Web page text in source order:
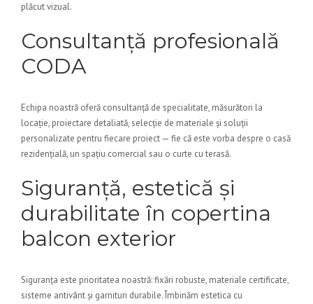
plăcut vizual.
Consultanță profesională
CODA
Echipa noastră oferă consultanță de specialitate, măsurători la
locație, proiectare detaliată, selecție de materiale și soluții
personalizate pentru fiecare proiect — fie că este vorba despre o casă
rezidențială, un spațiu comercial sau o curte cu terasă.
Siguranță, estetică și
durabilitate în copertina
balcon exterior
Siguranța este prioritatea noastră: fixări robuste, materiale certificate,
sisteme antivânt și garnituri durabile. Îmbinăm estetica cu